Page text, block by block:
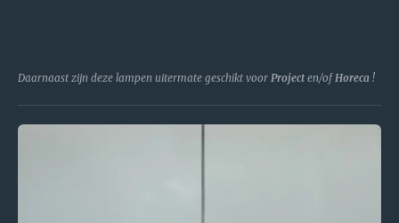
Daarnaast zijn deze lampen uitermate geschikt voor Project en/of Horeca !